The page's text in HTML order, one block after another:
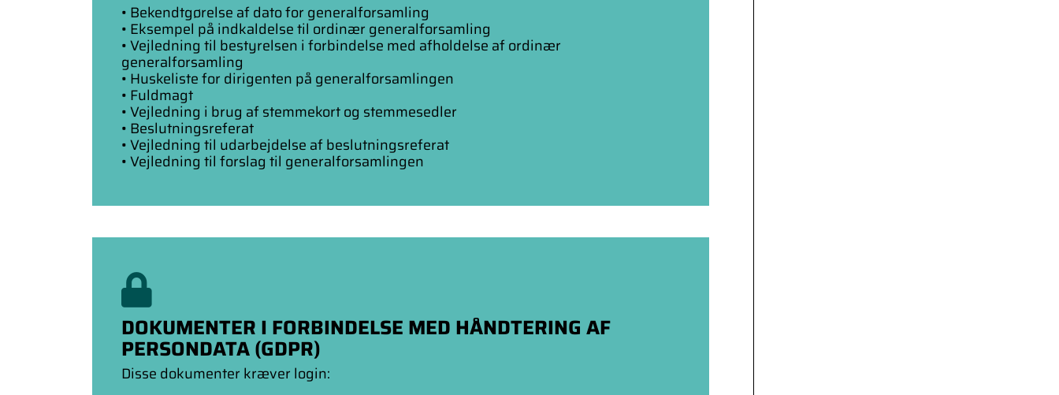
• Bekendtgørelse af dato for generalforsamling
• Eksempel på indkaldelse til ordinær generalforsamling
• Vejledning til bestyrelsen i forbindelse med afholdelse af ordinær
generalforsamling
• Huskeliste for dirigenten på generalforsamlingen
• Fuldmagt
• Vejledning i brug af stemmekort og stemmesedler
• Beslutningsreferat
• Vejledning til udarbejdelse af beslutningsreferat
• Vejledning til forslag til generalforsamlingen
DOKUMENTER I FORBINDELSE MED HÅNDTERING AF
PERSONDATA (GDPR)
Disse dokumenter kræver login: